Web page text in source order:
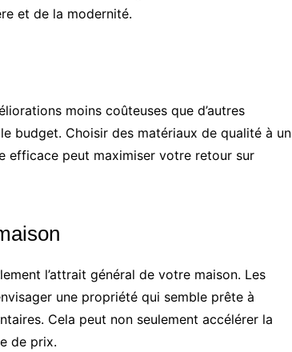
et de la modernité.
moins coûteuses que d’autres
budget. Choisir des matériaux de qualité à un
efficace peut maximiser votre retour sur
l’attrait général de votre maison. Les
une propriété qui semble prête à
Cela peut non seulement accélérer la
de prix.